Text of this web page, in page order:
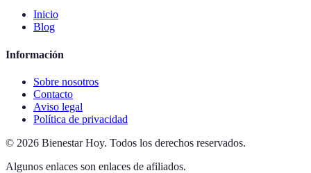
Inicio
Blog
Información
Sobre nosotros
Contacto
Aviso legal
Política de privacidad
© 2026 Bienestar Hoy. Todos los derechos reservados.
Algunos enlaces son enlaces de afiliados.